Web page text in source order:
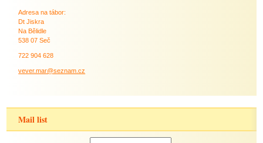
Adresa na tábor:
Dt Jiskra
Na Bělidle
538 07 Seč
722 904 628
vever.mar@seznam.cz
Mail list